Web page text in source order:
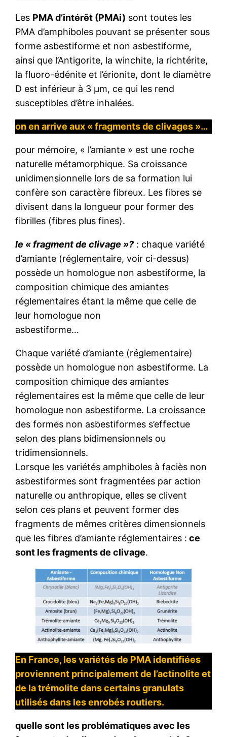
Les PMA d’intérêt (PMAi) sont toutes les
PMA d’amphiboles pouvant se présenter sous
forme asbestiforme et non asbestiforme,
ainsi que l’Antigorite, la winchite, la richtérite,
la fluoro-édénite et l’érionite, dont le diamètre
D est inférieur à 3 μm, ce qui les rend
susceptibles d’être inhalées.
on en arrive aux « fragments de clivages »…
pour mémoire, « l’amiante » est une roche
naturelle métamorphique. Sa croissance
unidimensionnelle lors de sa formation lui
confère son caractère fibreux. Les fibres se
divisent dans la longueur pour former des
fibrilles (fibres plus fines).
le « fragment de clivage »? : chaque variété
d’amiante (réglementaire, voir ci-dessus)
possède un homologue non asbestiforme, la
composition chimique des amiantes
réglementaires étant la même que celle de
leur homologue non
asbestiforme…
Chaque variété d’amiante (réglementaire)
possède un homologue non asbestiforme. La
composition chimique des amiantes
réglementaires est la même que celle de leur
homologue non asbestiforme. La croissance
des formes non asbestiformes s’effectue
selon des plans bidimensionnels ou
tridimensionnels.
Lorsque les variétés amphiboles à faciès non
asbestiformes sont fragmentées par action
naturelle ou anthropique, elles se clivent
selon ces plans et peuvent former des
fragments de mêmes critères dimensionnels
que les fibres d’amiante réglementaires : ce
sont les fragments de clivage.
En France, les variétés de PMA identifiées
proviennent principalement de l’actinolite et
de la trémolite dans certains granulats
utilisés dans les enrobés routiers.
quelle sont les problématiques avec les